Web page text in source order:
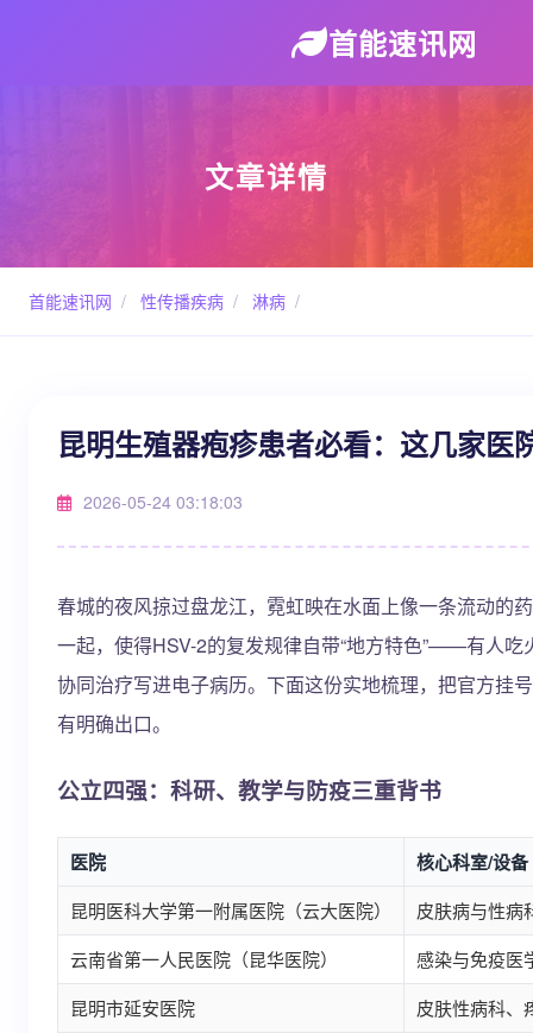
首能速讯网
文章详情
首能速讯网 / 性传播疾病 / 淋病 /
昆明生殖器疱疹患者必看：这几家医
2026-05-24 03:18:03
春城的夜风掠过盘龙江，霓虹映在水面上像一条流动的
一起，使得HSV-2的复发规律自带“地方特色”——有人
协同治疗写进电子病历。下面这份实地梳理，把官方挂
有明确出口。
公立四强：科研、教学与防疫三重背书
医院 核心科室/设备
昆明医科大学第一附属医院（云大医院）
皮肤病与性病
云南省第一人民医院（昆华医院）
感染与免疫医
昆明市延安医院
皮肤性病科、